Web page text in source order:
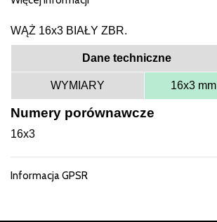
WĄŻ 16x3 BIAŁY ZBR.
Dane techniczne
WYMIARY 16x3 mm
Numery porównawcze
16x3
Informacja GPSR